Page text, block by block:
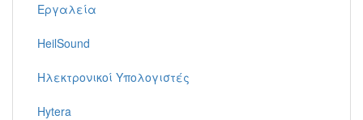
Εργαλεία
HeilSound
Ηλεκτρονικοί Υπολογιστές
Hytera